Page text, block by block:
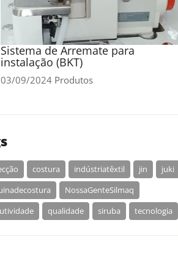
Sistema de Arremate para
instalação (BKT)
03/09/2024 Produtos
costura indústriatêxtil jin
juki
NossaGenteSilmaq
qualidade siruba tecnologia